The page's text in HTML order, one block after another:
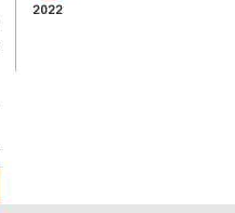
2022